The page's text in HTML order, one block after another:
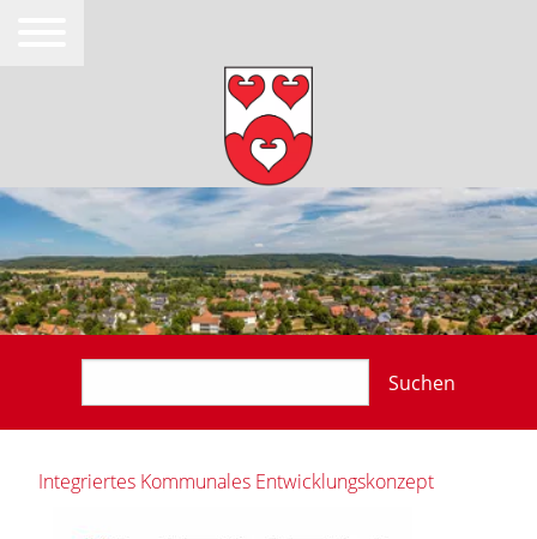
Suchen
Integriertes Kommunales Entwicklungskonzept